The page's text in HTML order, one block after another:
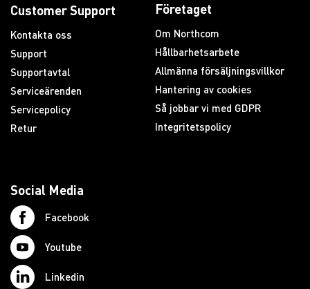
Customer Support
Kontakta oss
Support
Supportavtal
Serviceärenden
Servicepolicy
Retur
Företaget
Om Northcom
Hållbarhetsarbete
Allmänna försäljningsvillkor
Hantering av cookies
Så jobbar vi med GDPR
Integritetspolicy
Social Media
Facebook
Youtube
Linkedin